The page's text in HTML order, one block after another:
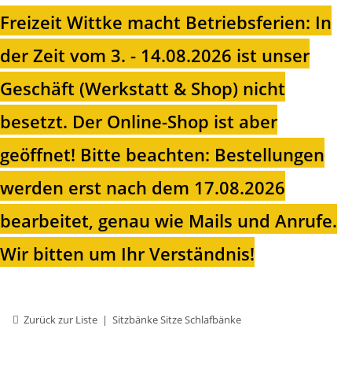
Freizeit Wittke macht Betriebsferien: In
der Zeit vom 3. - 14.08.2026 ist unser
Geschäft (Werkstatt & Shop) nicht
besetzt. Der Online-Shop ist aber
geöffnet! Bitte beachten: Bestellungen
werden erst nach dem 17.08.2026
bearbeitet, genau wie Mails und Anrufe.
Wir bitten um Ihr Verständnis!
Zurück zur Liste Sitzbänke Sitze Schlafbänke